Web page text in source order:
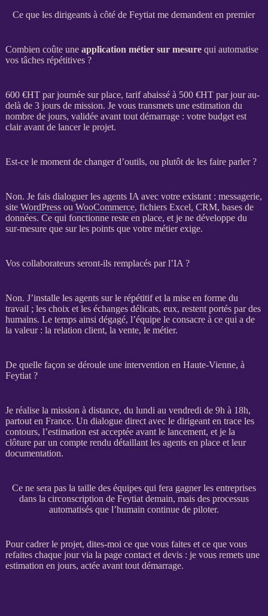
Ce que les dirigeants à côté de Feytiat me demandent en premier
Combien coûte une application métier sur mesurequi automatise
vos tâches répétitives ?
600 €HTpar journée sur place, tarif abaissé à 500 €HTpar jour au-
delà de 3 jours de mission. Je vous transmets une estimation du
nombre de jours, validée avant tout démarrage : votre budget est
clair avant de lancer le projet.
Est-ce le moment de changer d’outils, ou plutôt de les faire parler ?
Non. Je fais dialoguer les agents IA avec votre existant : messagerie,
site WordPressou WooCommerce, fichiers Excel, CRM, bases de
données. Ce qui fonctionne reste en place, et je ne développe du
sur-mesure que sur les points que votre métier exige.
Vos collaborateurs seront-ils remplacés par l’IA ?
Non. J’installe les agentssur le répétitif et la mise en forme du
travail ; les choix et les échanges délicats, eux, restent portés par des
humains. Le temps ainsi dégagé, l’équipe le consacre à ce qui a de
la valeur : la relation client, la vente, le métier.
De quelle façon se déroule une intervention en Haute-Vienne, à
Feytiat ?
Je réalise la mission à distance, du lundi au vendredi de 9h à 18h,
partout en France. Un dialogue direct avec le dirigeant en trace les
contours, l’estimation est acceptée avant le lancement, et je la
clôture par un compte rendu détaillant les agentsen place et leur
documentation.
Ce ne sera pas la taille des équipes qui fera gagner les entreprises
dans la circonscription de Feytiat demain, mais des processus
automatisés que l’humain continue de piloter.
Pourcadrerle projet, dites-moi ce que vous faites et ce que vous
refaites chaque jour via la page contact et devis: je vous remets une
estimation en jours, actée avant tout démarrage.